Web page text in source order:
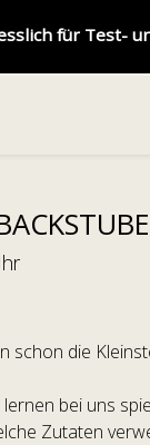
für Test-
schon die
bei uns
Zutaten